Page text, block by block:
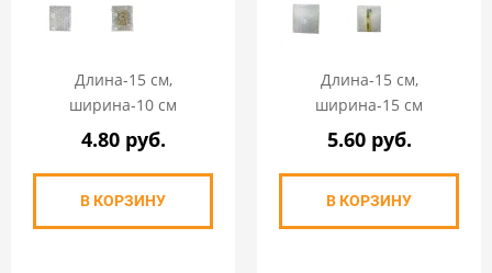
Длина-15 см,
ширина-10 см
4.80 руб.
В КОРЗИНУ
Длина-15 см,
ширина-15 см
5.60 руб.
В КОРЗИНУ